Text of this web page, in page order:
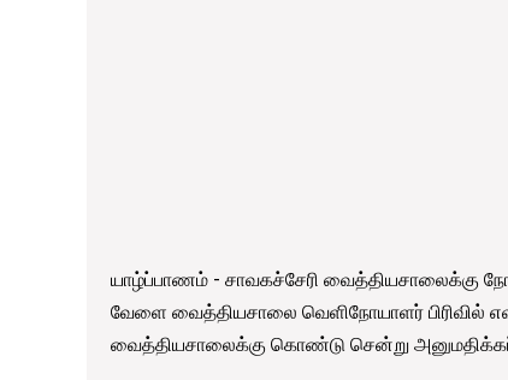
யாழ்ப்பாணம் - சாவகச்சேரி வைத்தியசாலைக்கு
வேளை வைத்தியசாலை வெளிநோயாளர் பிரிவில்
வைத்தியசாலைக்கு கொண்டு சென்று